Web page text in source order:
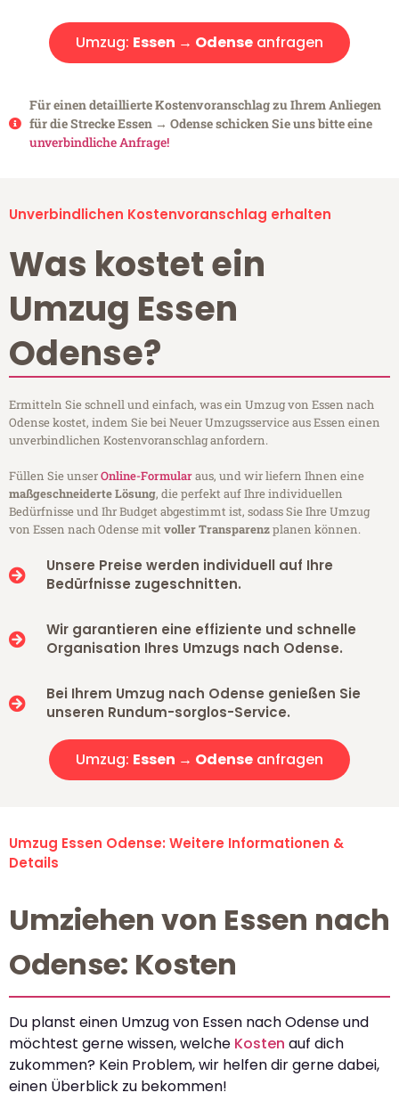
Umzug: Essen → Odense anfragen
Für einen detaillierte Kostenvoranschlag zu Ihrem Anliegen
für die Strecke Essen → Odense schicken Sie uns bitte eine
unverbindliche Anfrage!
Unverbindlichen Kostenvoranschlag erhalten
Was kostet ein
Umzug Essen
Odense?
Ermitteln Sie schnell und einfach, was ein Umzug von Essen nach
Odense kostet, indem Sie bei Neuer Umzugsservice aus Essen einen
unverbindlichen Kostenvoranschlag anfordern.
Füllen Sie unserOnline-Formularaus, und wir liefern Ihnen eine
maßgeschneiderte Lösung, die perfekt auf Ihre individuellen
Bedürfnisse und Ihr Budget abgestimmt ist, sodass Sie Ihre Umzug
von Essen nach Odense mitvoller Transparenzplanen können.
Unsere Preise werden individuell auf Ihre
Bedürfnisse zugeschnitten.
Wir garantieren eine effiziente und schnelle
Organisation Ihres Umzugs nach Odense.
Bei Ihrem Umzug nach Odense genießen Sie
unseren Rundum-sorglos-Service.
Umzug: Essen → Odense anfragen
Umzug Essen Odense: Weitere Informationen &
Details
Umziehen von Essen nach
Odense: Kosten
Du planst einen Umzug von Essen nach Odense und
möchtest gerne wissen, welche Kosten auf dich
zukommen? Kein Problem, wir helfen dir gerne dabei,
einen Überblick zu bekommen!